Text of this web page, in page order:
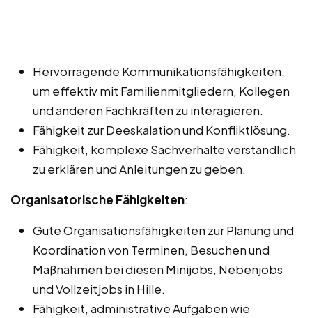
Hervorragende Kommunikationsfähigkeiten,
um effektiv mit Familienmitgliedern, Kollegen
und anderen Fachkräften zu interagieren.
Fähigkeit zur Deeskalation und Konfliktlösung.
Fähigkeit, komplexe Sachverhalte verständlich
zu erklären und Anleitungen zu geben.
Organisatorische Fähigkeiten:
Gute Organisationsfähigkeiten zur Planung und
Koordination von Terminen, Besuchen und
Maßnahmen bei diesen Minijobs, Nebenjobs
und Vollzeitjobs in Hille.
Fähigkeit, administrative Aufgaben wie